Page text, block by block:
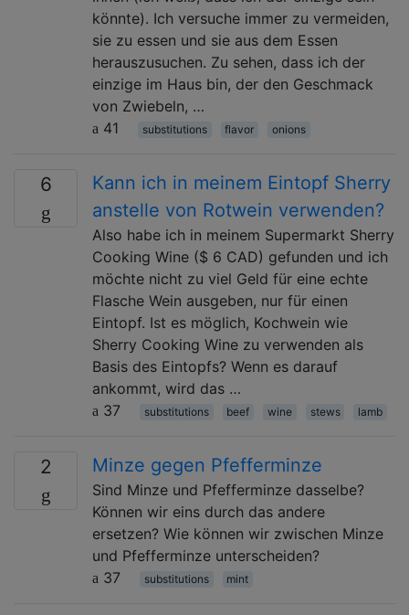
könnte). Ich versuche immer zu vermeiden,
sie zu essen und sie aus dem Essen
herauszusuchen. Zu sehen, dass ich der
einzige im Haus bin, der den Geschmack
von Zwiebeln, …
41
substitutions flavor onions
6
Kann ich in meinem Eintopf Sherry
anstelle von Rotwein verwenden?
Also habe ich in meinem Supermarkt Sherry
Cooking Wine ($ 6 CAD) gefunden und ich
möchte nicht zu viel Geld für eine echte
Flasche Wein ausgeben, nur für einen
Eintopf. Ist es möglich, Kochwein wie
Sherry Cooking Wine zu verwenden als
Basis des Eintopfs? Wenn es darauf
ankommt, wird das …
37
substitutions beef wine stews lamb
2 Minze gegen Pfefferminze
Sind Minze und Pfefferminze dasselbe?
Können wir eins durch das andere
ersetzen? Wie können wir zwischen Minze
und Pfefferminze unterscheiden?
37
substitutions mint